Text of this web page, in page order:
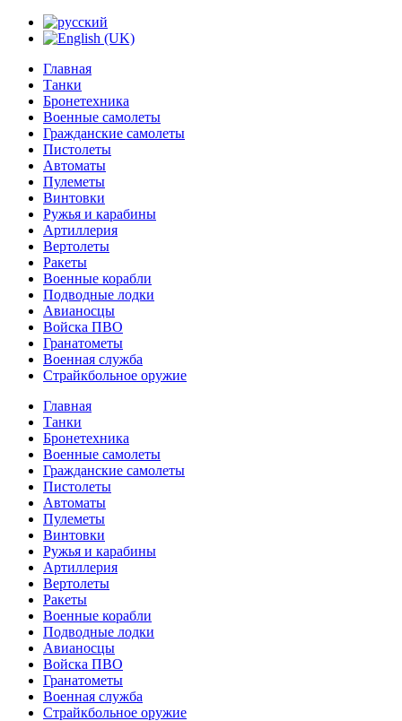
Главная
Танки
Бронетехника
Военные самолеты
Гражданские самолеты
Пистолеты
Автоматы
Пулеметы
Винтовки
Ружья и карабины
Артиллерия
Вертолеты
Ракеты
Военные корабли
Подводные лодки
Авианосцы
Войска ПВО
Гранатометы
Военная служба
Страйкбольное оружие
Главная
Танки
Бронетехника
Военные самолеты
Гражданские самолеты
Пистолеты
Автоматы
Пулеметы
Винтовки
Ружья и карабины
Артиллерия
Вертолеты
Ракеты
Военные корабли
Подводные лодки
Авианосцы
Войска ПВО
Гранатометы
Военная служба
Страйкбольное оружие